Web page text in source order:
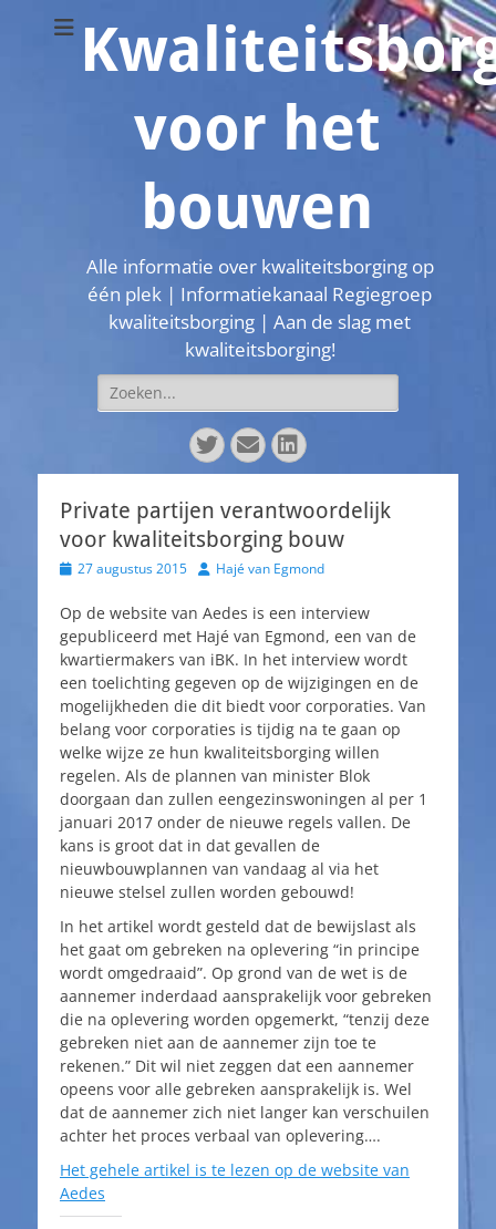
voor het
bouwen
Alle informatie over kwaliteitsborging op
één plek | Informatiekanaal Regiegroep
kwaliteitsborging | Aan de slag met
kwaliteitsborging!
Zoeken
naar:
Twitter
E-
mail
LinkedIn
Private partijen verantwoordelijk
voor kwaliteitsborging bouw
Geplaatst
27 augustus 2015 AuteurHajé van Egmond
Op de website van Aedes is een interview
gepubliceerd met Hajé van Egmond, een van de
kwartiermakers van iBK. In het interview wordt
een toelichting gegeven op de wijzigingen en de
mogelijkheden die dit biedt voor corporaties. Van
belang voor corporaties is tijdig na te gaan op
welke wijze ze hun kwaliteitsborging willen
regelen. Als de plannen van minister Blok
doorgaan dan zullen eengezinswoningen al per 1
januari 2017 onder de nieuwe regels vallen. De
kans is groot dat in dat gevallen de
nieuwbouwplannen van vandaag al via het
nieuwe stelsel zullen worden gebouwd!
In het artikel wordt gesteld dat de bewijslast als
het gaat om gebreken na oplevering “in principe
wordt omgedraaid”. Op grond van de wet is de
aannemer inderdaad aansprakelijk voor gebreken
die na oplevering worden opgemerkt, “tenzij deze
gebreken niet aan de aannemer zijn toe te
rekenen.” Dit wil niet zeggen dat een aannemer
opeens voor alle gebreken aansprakelijk is. Wel
dat de aannemer zich niet langer kan verschuilen
achter het proces verbaal van oplevering….
Het gehele artikel is te lezen op de website van
Aedes